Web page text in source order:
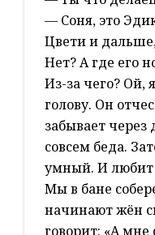
— Соня, это
Цвети и
Нет? А где его
Из-за чего? Ой,
голову. Он
забывает
совсем беда.
умный. И любит
Мы в бане
начинают жён
говорит: «А